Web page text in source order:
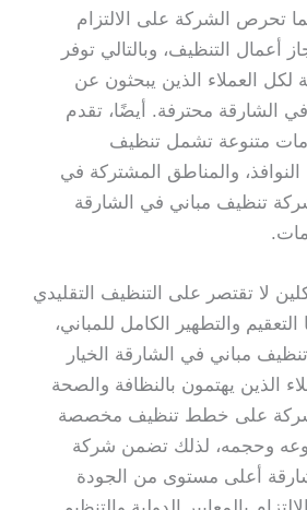
تحرص الشركة على الالتزام
أعمال التنظيف، وبالتالي توفر
لكل العملاء الذين يبحثون عن
الشارقة محترفة. أيضًا، تقدم
متنوعة تشمل تنظيف
النوافذ، والمناطق المشتركة في
تنظيف مباني في الشارقة
لا تقتصر على التنظيف التقليدي
والتطهير الكامل للمباني،
مباني في الشارقة الخيار
الذين يهتمون بالنظافة والصحة
الشركة على خطط تنظيف مخصصة
وحجمه، لذلك تضمن شركة
أعلى مستوى من الجودة